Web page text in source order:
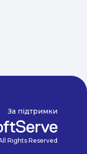
За підтримки
Rights Reserved